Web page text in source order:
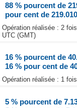
88 % pourcent de
pour cent de
Opération réalisée : 2
UTC (GMT)
16 % pourcent de
16 % pour cent de
Opération réalisée : 1
5 % pourcent de